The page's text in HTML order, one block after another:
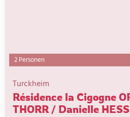
2 Personen
Turckheim
Résidence la Cigogne
THORR / Danielle